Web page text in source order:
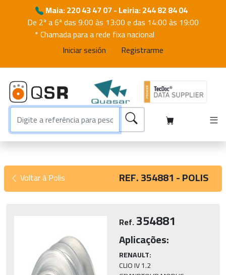
Maia: 220 43 47 07 - Leiria: 244 82 84 04
De 2ª a 6ª das 9:00 às 13:00 e das 14:00 às 19:00
* Chamada para a rede fixa nacional
Iniciar sesión
Registrarme
Voltar à Polis REF. 354881 - POLIS
Ref.354881
Aplicações:
RENAULT:
CLIO IV 1.2